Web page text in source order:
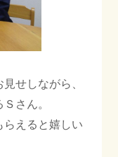
せしながら、
さん。
らえると嬉しい